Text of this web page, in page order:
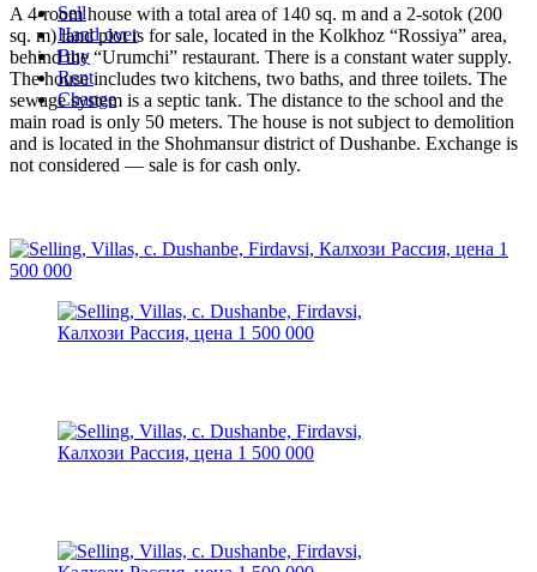
Sell
Hand over
Buy
Rent
Change
A 4-room house with a total area of 140 sq. m and a 2-sotok (200
sq. m) land plot is for sale, located in the Kolkhoz “Rossiya” area,
behind the “Urumchi” restaurant. There is a constant water supply.
The house includes two kitchens, two baths, and three toilets. The
sewage system is a septic tank. The distance to the school and the
main road is only 50 meters. The house is not subject to demolition
and is located in the Shohmansur district of Dushanbe. Exchange is
not considered — sale is for cash only.